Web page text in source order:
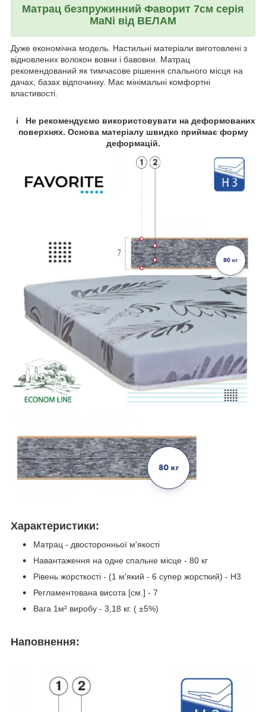
Матрац безпружинний Фаворит 7см серія
MaNi від ВЕЛАМ
Дуже економічна модель. Настильні матеріали виготовлені з
відновлених волокон вовни і бавовни. Матрац
рекомендований як тимчасове рішення спального місця на
дачах, базах відпочинку. Має мінімальні комфортні
властивості.
i Не рекомендуємо використовувати на деформованих
поверхнях. Основа матеріалу швидко приймає форму
деформацій.
Характеристики:
Матрац - двосторонньої м'якості
Навантаження на одне спальне місце - 80 кг
Рiвень жорсткостi - (1 м'який - 6 супер жорсткий) - H3
Регламентована висота [cм.] - 7
Вага 1м² виробу - 3,18 кг. ( ±5%)
Наповнення: